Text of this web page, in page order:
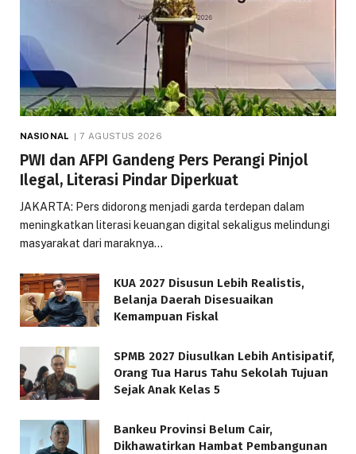
NASIONAL 7 AGUSTUS 2026
PWI dan AFPI Gandeng Pers Perangi Pinjol
Ilegal, Literasi Pindar Diperkuat
JAKARTA: Pers didorong menjadi garda terdepan dalam
meningkatkan literasi keuangan digital sekaligus melindungi
masyarakat dari maraknya…
KUA 2027 Disusun Lebih Realistis,
Belanja Daerah Disesuaikan
Kemampuan Fiskal
SPMB 2027 Diusulkan Lebih Antisipatif,
Orang Tua Harus Tahu Sekolah Tujuan
Sejak Anak Kelas 5
Bankeu Provinsi Belum Cair,
Dikhawatirkan Hambat Pembangunan